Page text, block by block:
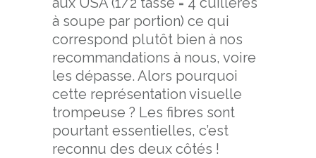
à soupe par portion) ce qui
correspond plutôt bien à nos
recommandations à nous, voire
les dépasse. Alors pourquoi
cette représentation visuelle
trompeuse ? Les fibres sont
pourtant essentielles, c’est
reconnu des deux côtés !